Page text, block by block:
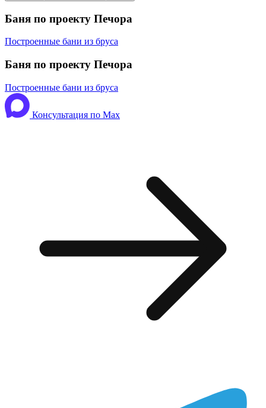
Баня по проекту Печора
Построенные бани из бруса
Баня по проекту Печора
Построенные бани из бруса
Консультация по Max